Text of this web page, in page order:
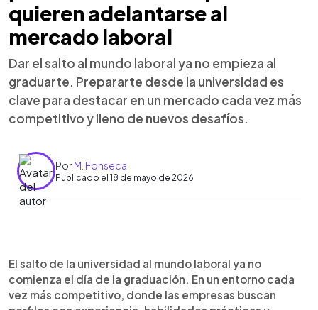
quieren adelantarse al
mercado laboral
Dar el salto al mundo laboral ya no empieza al
graduarte. Prepararte desde la universidad es
clave para destacar en un mercado cada vez más
competitivo y lleno de nuevos desafíos.
PorM. Fonseca
Publicado el 18 de mayo de 2026
Escuchar artículo
Acceder al primer empleo puede ser complejo si
no se cuenta con experiencia previa, pero
comenzar a prepararse desde los primeros años
universitarios marca una gran diferencia. Conocer
El salto de la universidad al mundo laboral ya no
comienza el día de la graduación. En un entorno cada
vez más competitivo, donde las empresas buscan